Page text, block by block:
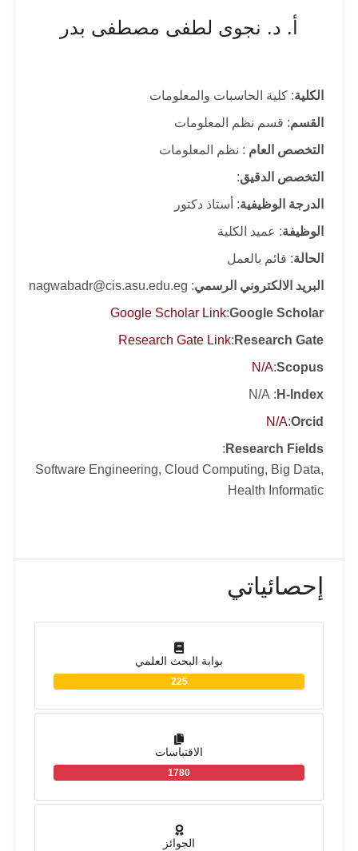
أ. د. نجوى لطفى مصطفى بدر
الكلية: كلية الحاسبات والمعلومات
القسم: قسم نظم المعلومات
التخصص العام : نظم المعلومات
التخصص الدقيق:
الدرجة الوظيفية: أستاذ دكتور
الوظيفة: عميد الكلية
الحالة: قائم بالعمل
البريد الالكتروني الرسمي: nagwabadr@cis.asu.edu.eg
Google Scholar
:
Google Scholar Link
Research Gate
:
Research Gate Link
Scopus
:
N/A
H-Index
: N/A
Orcid
:
N/A
Research Fields
:
Software Engineering, Cloud Computing, Big Data,
Health Informatic
إحصائياتي
بوابة البحث العلمي
225
الاقتباسات
1780
الجوائز